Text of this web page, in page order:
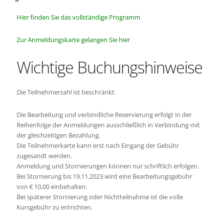
Hier finden Sie das vollständige Programm
Zur Anmeldungskarte gelangen Sie hier
Wichtige Buchungshinweise
Die Teilnehmerzahl ist beschränkt.
Die Bearbeitung und verbindliche Reservierung erfolgt in der
Reihenfolge der Anmeldungen ausschließlich in Verbindung mit
der gleichzeitigen Bezahlung.
Die Teilnehmerkarte kann erst nach Eingang der Gebühr
zugesandt werden.
Anmeldung und Stornierungen können nur schriftlich erfolgen.
Bei Stornierung bis 19.11.2023 wird eine Bearbeitungsgebühr
von € 10,00 einbehalten.
Bei späterer Stornierung oder Nichtteilnahme ist die volle
Kursgebühr zu entrichten.